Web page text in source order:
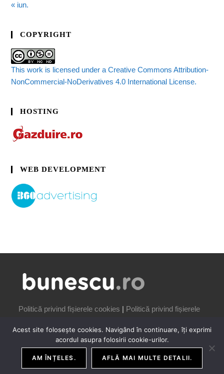
« iun.
COPYRIGHT
This work is licensed under a Creative Commons Attribution-
NonCommercial-NoDerivatives 4.0 International License.
HOSTING
WEB DEVELOPMENT
Politică privind fișierele cookies | Politică privind fișierele
COPYRIGHT IONUȚ BUNESCU | 2006-2026
Acest site folosește cookies. Navigând în continuare, îți exprimi
acordul asupra folosirii cookie-urilor.
AM ÎNȚELES. AFLĂ MAI MULTE DETALII.